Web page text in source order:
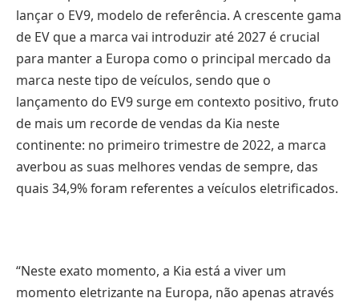
lançar o EV9, modelo de referência. A crescente gama
de EV que a marca vai introduzir até 2027 é crucial
para manter a Europa como o principal mercado da
marca neste tipo de veículos, sendo que o
lançamento do EV9 surge em contexto positivo, fruto
de mais um recorde de vendas da Kia neste
continente: no primeiro trimestre de 2022, a marca
averbou as suas melhores vendas de sempre, das
quais 34,9% foram referentes a veículos eletrificados.
“Neste exato momento, a Kia está a viver um
momento eletrizante na Europa, não apenas através